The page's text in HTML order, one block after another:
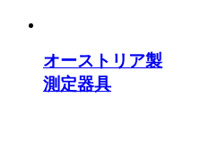
オーストリア製
測定器具